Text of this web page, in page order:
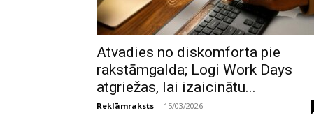
Atvadies no diskomforta pie
rakstāmgalda; Logi Work Days
atgriežas, lai izaicinātu...
Reklāmraksts - 15/03/2026